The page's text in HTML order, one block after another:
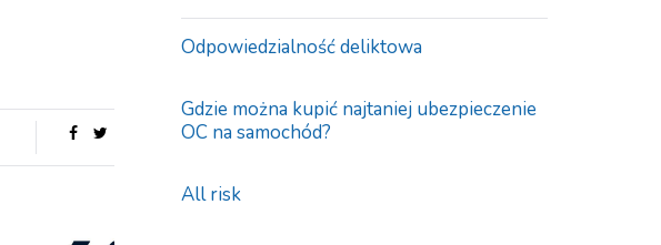
Odpowiedzialność deliktowa
Gdzie można kupić najtaniej ubezpieczenie
OC na samochód?
All risk